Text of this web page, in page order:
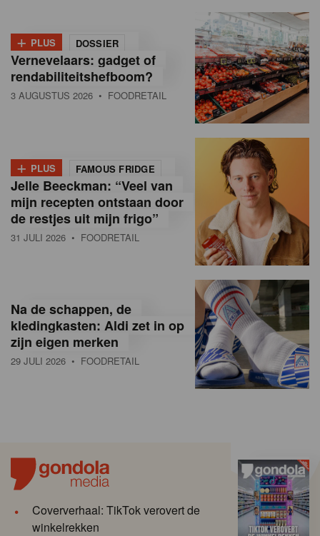
+ PLUS DOSSIER
Vernevelaars: gadget of
rendabiliteitshefboom?
3 AUGUSTUS 2026 • FOODRETAIL
+ PLUS FAMOUS FRIDGE
Jelle Beeckman: “Veel van
mijn recepten ontstaan door
de restjes uit mijn frigo”
31 JULI 2026 • FOODRETAIL
Na de schappen, de
kledingkasten: Aldi zet in op
zijn eigen merken
29 JULI 2026 • FOODRETAIL
Coververhaal: TikTok verovert de
winkelrekken